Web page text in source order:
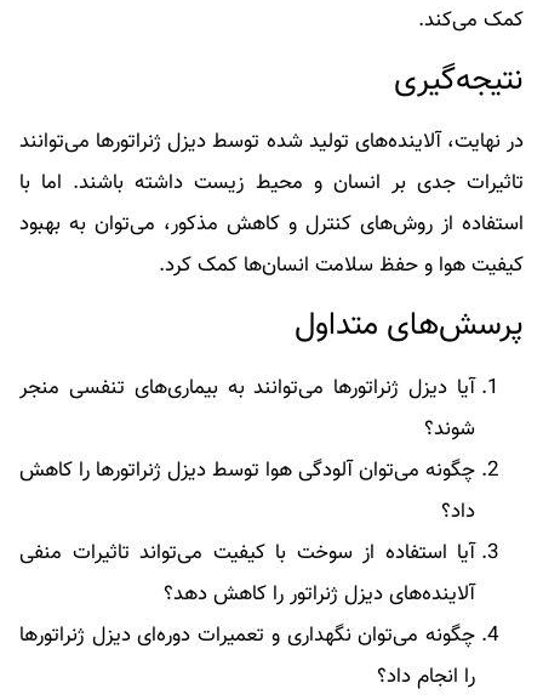
کمک می‌کند.
نتیجه‌گیری
در نهایت، آلاینده‌های تولید شده توسط دیزل ژنراتورها می‌توانند
تاثیرات جدی بر انسان و محیط زیست داشته باشند. اما با
استفاده از روش‌های کنترل و کاهش مذکور، می‌توان به بهبود
کیفیت هوا و حفظ سلامت انسان‌ها کمک کرد.
پرسش‌های متداول
آیا دیزل ژنراتورها می‌توانند به بیماری‌های تنفسی منجر
شوند؟
چگونه می‌توان آلودگی هوا توسط دیزل ژنراتورها را کاهش
داد؟
آیا استفاده از سوخت با کیفیت می‌تواند تاثیرات منفی
آلاینده‌های دیزل ژنراتور را کاهش دهد؟
چگونه می‌توان نگهداری و تعمیرات دوره‌ای دیزل ژنراتورها
را انجام داد؟